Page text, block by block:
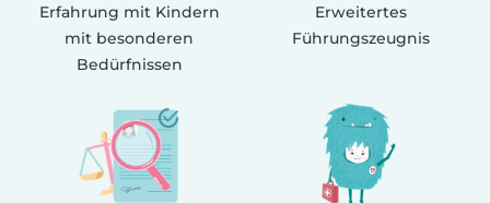
Erfahrung mit Kindern
mit besonderen
Bedürfnissen
Erweitertes
Führungszeugnis